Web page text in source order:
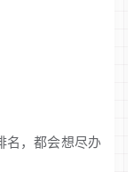
名，都会想尽办